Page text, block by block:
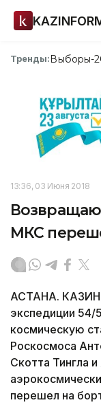
Тренды:Выборы-
13:36, 03 Июня 2018
МКС
АСТАНА.
экспедиции
космическую
Роскосмоса
Скотта Тингла
перешел на